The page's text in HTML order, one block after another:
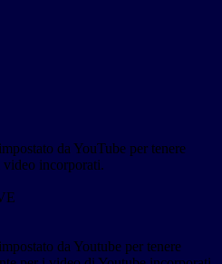
da YouTube per tenere
incorporati.
da Youtube per tenere